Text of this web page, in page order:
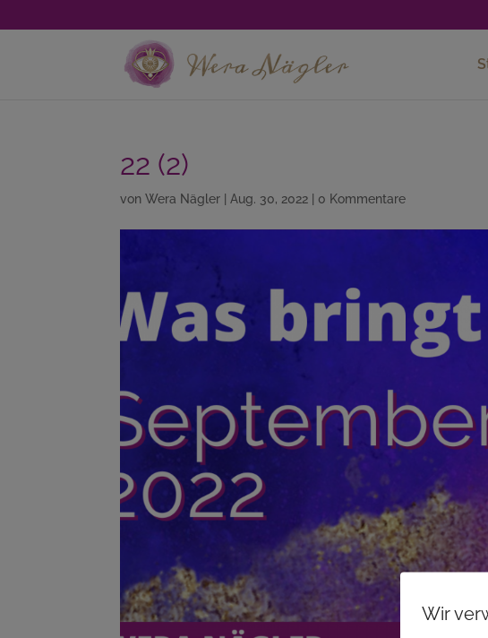
22 (2)
vonWera Nägler |Aug. 30, 2022 0 Kommentare
Wir